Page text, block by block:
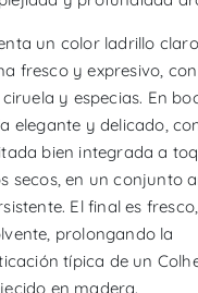
un color ladrillo
fresco y expresivo,
ciruela y especias. En
elegante y delicado,
bien integrada a
secos, en un conjunto
El final es
prolongando la
típica de un
en madera.